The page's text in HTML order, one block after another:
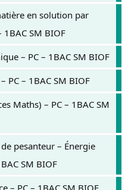
en solution par
SM BIOF
– PC – 1BAC SM BIOF
PC – 1BAC SM BIOF
Maths) – PC – 1BAC SM
pesanteur – Énergie
SM BIOF